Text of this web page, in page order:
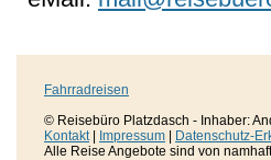
Fahrradreisen
© Reisebüro Platzdasch - Inhaber:
Kontakt| Impressum
Datenschutz-
Alle Reise Angebote sind von